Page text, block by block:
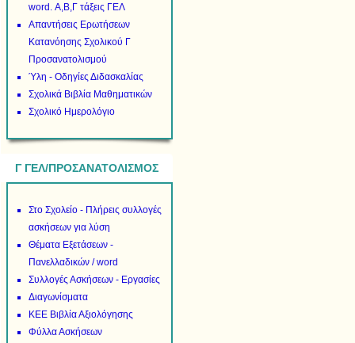
word. Α,Β,Γ τάξεις ΓΕΛ
Απαντήσεις Ερωτήσεων
Κατανόησης Σχολικού Γ
Προσανατολισμού
Ύλη - Οδηγίες Διδασκαλίας
Σχολικά Βιβλία Μαθηματικών
Σχολικό Ημερολόγιο
Γ ΓΕΛ/ΠΡΟΣΑΝΑΤΟΛΙΣΜΟΣ
Στο Σχολείο - Πλήρεις συλλογές
ασκήσεων για λύση
Θέματα Εξετάσεων -
Πανελλαδικών / word
Συλλογές Ασκήσεων - Εργασίες
Διαγωνίσματα
ΚΕΕ Βιβλία Αξιολόγησης
Φύλλα Ασκήσεων